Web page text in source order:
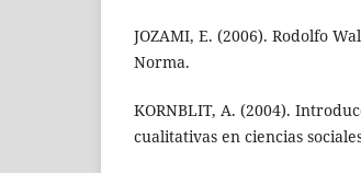
JOZAMI, E. (2006). Rodolfo
Norma.
KORNBLIT, A. (2004).
cualitativas en ciencias